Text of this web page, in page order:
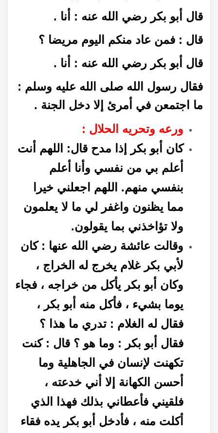
قال أبو بكر رضي الله عنه : أنا .
قال : فمن عاد منكم اليوم مريضا ؟
قال أبو بكر رضي الله عنه : أنا .
فقال رسول الله صلى الله عليه وسلم :
ما اجتمعن في أمرئ إلا دخل الجنة .
ورعه وتحريه الحلال :
كان أبو بكر إذا مدح قال: اللهم أنت
أعلم بي من نفسي وأنا أعلم
بنفسي منهم. اللهم اجعلني خيرا
مما يظنون واغفر لي ما لا يعلمون
ولا تؤاخذني بما يقولون.
وقالت عائشة رضي الله عنها : كان
لأبي بكر غلام يخرج له الخراج ،
وكان أبو بكر يأكل من خراجه ، فجاء
يوما بشيء ، فأكل منه أبو بكر ،
فقال له الغلام : تدري ما هذا ؟
فقال أبو بكر : وما هو ؟ قال : كنت
تكهنت لإنسان في الجاهلية وما
أحسن الكهانة إلا أني خدعته ،
فلقيني فأعطاني بذلك فهذا الذي
أكلت منه ، فأدخل أبو بكر يده فقاء